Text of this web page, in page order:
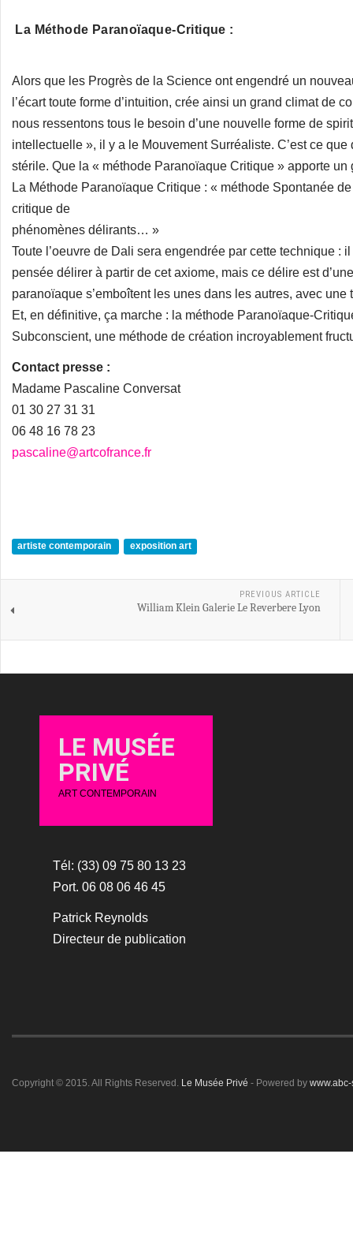
La Méthode Paranoïaque-Critique :
Alors que les Progrès de la Science ont engendré un
l’écart toute forme d’intuition, crée ainsi un grand climat de
nous ressentons tous le besoin d’une nouvelle forme de
intellectuelle », il y a le Mouvement Surréaliste. C’est ce
stérile. Que la « méthode Paranoïaque Critique » apporte un
La Méthode Paranoïaque Critique : « méthode Spontanée
critique de
phénomènes délirants… »
Toute l’oeuvre de Dali sera engendrée par cette technique :
pensée délirer à partir de cet axiome, mais ce délire est
paranoïaque s’emboîtent les unes dans les autres, avec
Et, en définitive, ça marche : la méthode Paranoïaque-
Subconscient, une méthode de création incroyablement
Contact presse :
Madame Pascaline Conversat
01 30 27 31 31
06 48 16 78 23
pascaline@artcofrance.fr
artiste contemporain exposition art
PREVIOUS ARTICLE
William Klein Galerie Le Reverbere Lyon
LE MUSÉE
PRIVÉ
ART CONTEMPORAIN
Tél: (33) 09 75 80 13 23
Port. 06 08 06 46 45
Patrick Reynolds
Directeur de publication
Copyright © 2015. All Rights Reserved. Le Musée Privé - Powered by